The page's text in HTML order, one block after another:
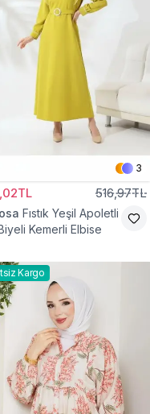
3
516,97TL
Fıstık Yeşil Apoletli
Kemerli Elbise
Kargo